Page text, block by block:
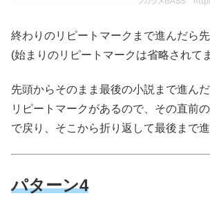
終わりのリピートマークまで進んだら先
(始まりのリピートマークは省略されて
先頭からそのまま最後の小説まで進ん
リピートマークがあるので、その直前
で戻り、そこから折り返して最後まで進
パターン4